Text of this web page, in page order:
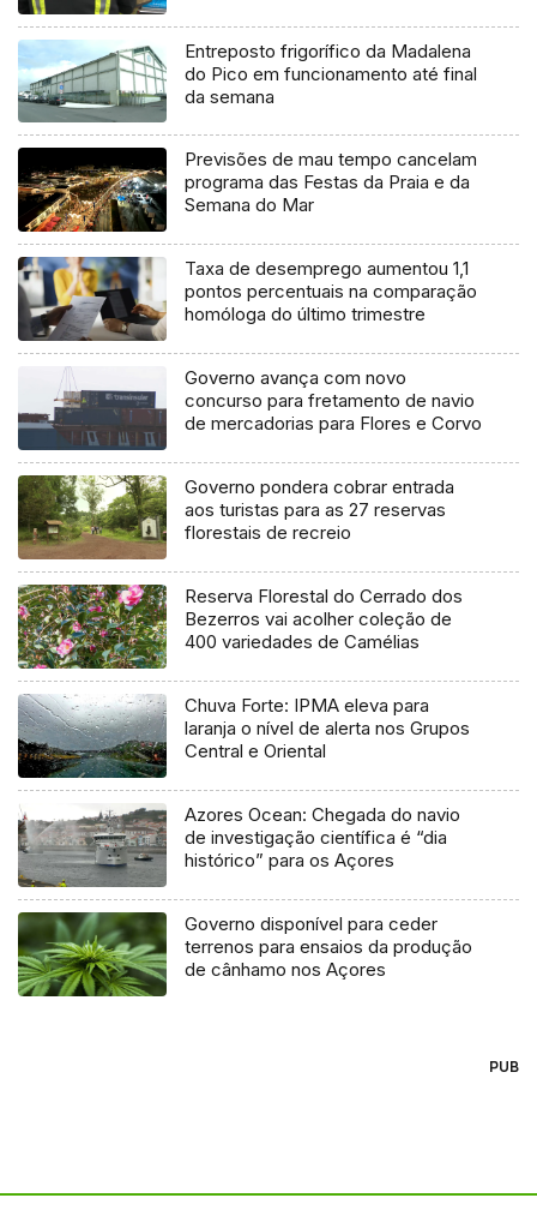
Entreposto frigorífico da Madalena
do Pico em funcionamento até final
da semana
Previsões de mau tempo cancelam
programa das Festas da Praia e da
Semana do Mar
Taxa de desemprego aumentou 1,1
pontos percentuais na comparação
homóloga do último trimestre
Governo avança com novo
concurso para fretamento de navio
de mercadorias para Flores e Corvo
Governo pondera cobrar entrada
aos turistas para as 27 reservas
florestais de recreio
Reserva Florestal do Cerrado dos
Bezerros vai acolher coleção de
400 variedades de Camélias
Chuva Forte: IPMA eleva para
laranja o nível de alerta nos Grupos
Central e Oriental
Azores Ocean: Chegada do navio
de investigação científica é “dia
histórico” para os Açores
Governo disponível para ceder
terrenos para ensaios da produção
de cânhamo nos Açores
PUB